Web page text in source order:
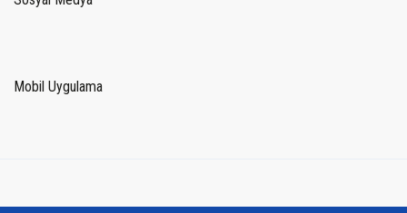
Mobil Uygulama